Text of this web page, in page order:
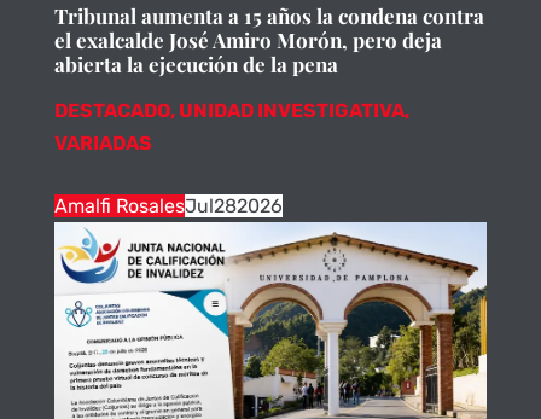
Tribunal aumenta a 15 años la condena contra
el exalcalde José Amiro Morón, pero deja
abierta la ejecución de la pena
DESTACADO, UNIDAD INVESTIGATIVA,
VARIADAS
Amalfi RosalesJul282026